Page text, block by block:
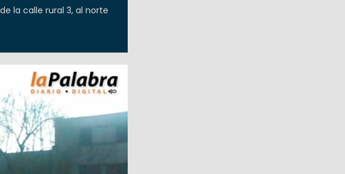
la calle rural 3, al norte